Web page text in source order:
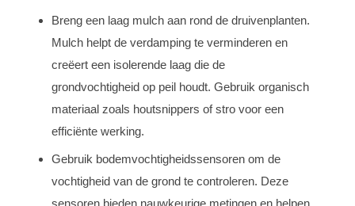
Breng een laag mulch aan rond de druivenplanten.
Mulch helpt de verdamping te verminderen en
creëert een isolerende laag die de
grondvochtigheid op peil houdt. Gebruik organisch
materiaal zoals houtsnippers of stro voor een
efficiënte werking.
Gebruik bodemvochtigheidssensoren om de
vochtigheid van de grond te controleren. Deze
sensoren bieden nauwkeurige metingen en helpen